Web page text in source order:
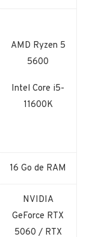
AMD Ryzen 5
5600
Intel Core i5-
11600K
16 Go de RAM
NVIDIA
GeForce RTX
5060 / RTX